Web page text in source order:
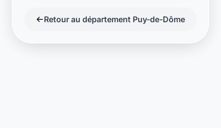
Retour au département Puy-de-Dôme